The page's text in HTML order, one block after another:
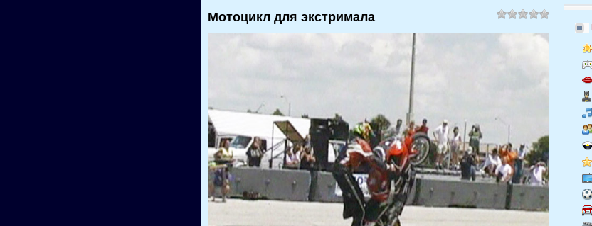
Мотоцикл для экстримала